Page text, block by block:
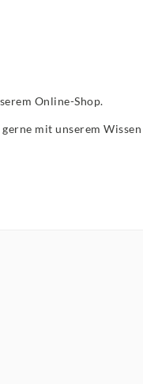
Online-Shop.
mit unserem